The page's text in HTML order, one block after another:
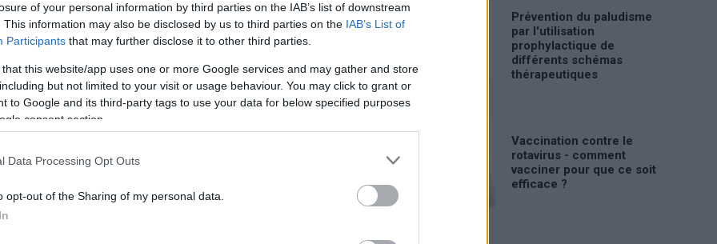
of your personal information by third parties on the IAB’s list of downstream
This information may also be disclosed by us to third parties on the IAB’s List of
Participants that may further disclose it to other third parties.
that this website/app uses one or more Google services and may gather and store
but not limited to your visit or usage behaviour. You may click to grant or
to Google and its third-party tags to use your data for below specified purposes
consent section.
Data Processing Opt Outs
opt-out of the Sharing of my personal data.
Traitement
de la bilirubine, un pigment biliaire. Il
peut être présent dans l'urine chez toute
de l'urobilinogène devrait être de 0 à 4 mg
l'urine, on parle d'une augmentation de
Prévention du paludisme
par l'utilisation
prophylactique de
différents schémas
thérapeutiques
Vaccination contre le
rotavirus - comment
vacciner pour que ce soit
efficace ?